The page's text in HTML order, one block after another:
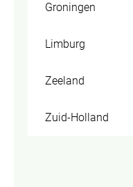
Groningen
Limburg
Zeeland
Zuid-Holland